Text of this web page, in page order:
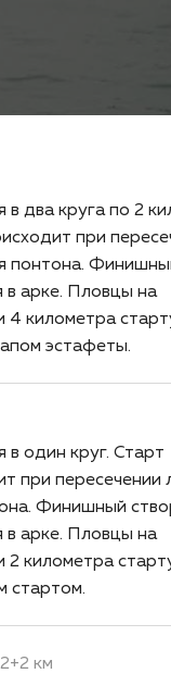
в два круга по 2
при
понтона.
в арке. Пловцы на
4 километра
эстафеты.
в один круг. Старт
при пересечении
Финишный
в арке. Пловцы на
2 километра
стартом.
км